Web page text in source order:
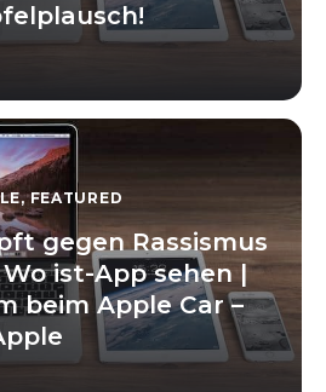
,FEATURED
gegen Rassismus
ist-App sehen |
beim Apple Car –